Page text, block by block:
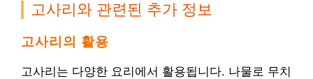
고사리와 관련된 추가 정보
고사리의 활용
고사리는 다양한 요리에서 활용됩니다. 나물로 무치